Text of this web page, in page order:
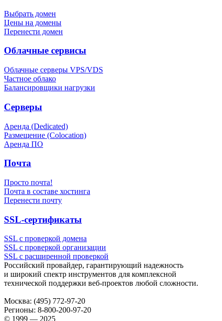
Выбрать домен
Цены на домены
Перенести домен
Облачные сервисы
Облачные серверы VPS/VDS
Частное облако
Балансировщики нагрузки
Серверы
Аренда (Dedicated)
Размещение (Colocation)
Аренда ПО
Почта
Просто почта!
Почта в составе хостинга
Перенести почту
SSL-сертификаты
SSL с проверкой домена
SSL с проверкой организации
SSL с расширенной проверкой
Российский провайдер, гарантирующий надежность
и широкий спектр инструментов для комплексной
технической поддержки веб-проектов любой сложности.
Москва: (495) 772-97-20
Регионы: 8-800-200-97-20
© 1999 — 2025